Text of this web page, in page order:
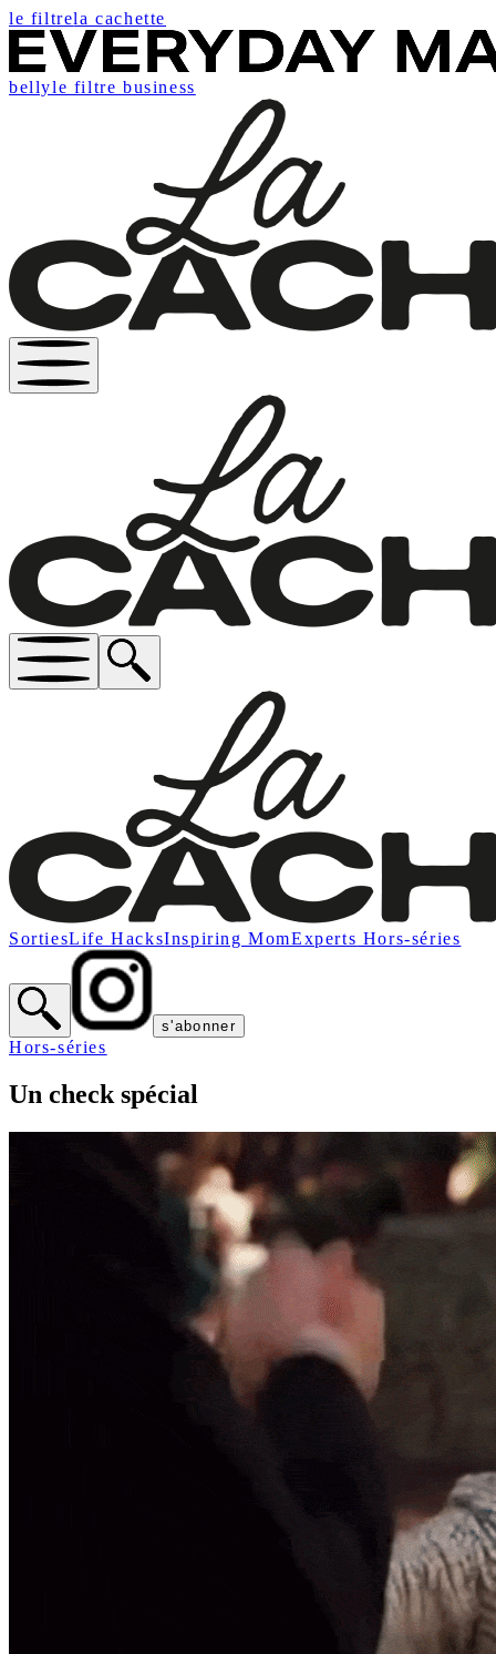
le filtrela cachette
bellyle filtre business
SortiesLife HacksInspiring MomExperts Hors-séries
s'abonner
Hors-séries
Un check spécial